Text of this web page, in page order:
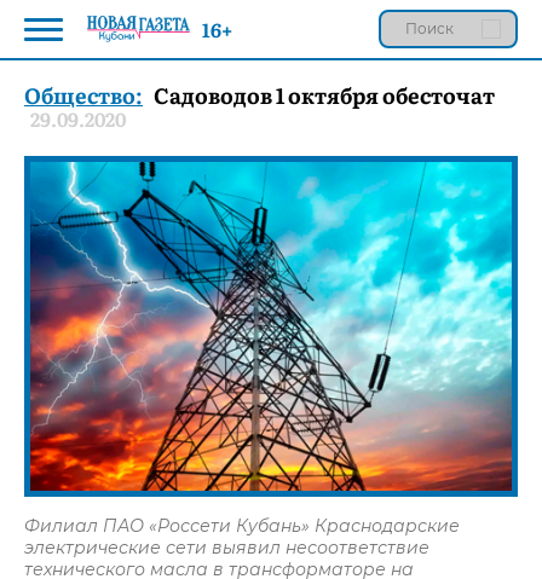
Общество: Садоводов 1 октября обесточат
29.09.2020
Филиал ПАО «Россети Кубань» Краснодарские
электрические сети выявил несоответствие
технического масла в трансформаторе на
16+